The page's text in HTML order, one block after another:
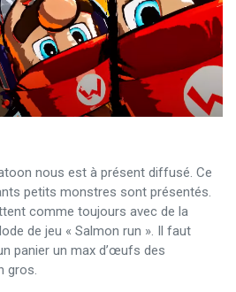
nous est à présent diffusé. Ce
petits monstres sont présentés.
comme toujours avec de la
de jeu « Salmon run ». Il faut
panier un max d’œufs des
gros.